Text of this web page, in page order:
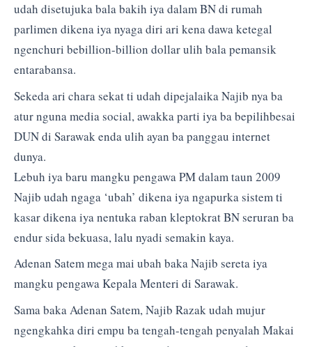
udah disetujuka bala bakih iya dalam BN di rumah
parlimen dikena iya nyaga diri ari kena dawa ketegal
ngenchuri bebillion-billion dollar ulih bala pemansik
entarabansa.
Sekeda ari chara sekat ti udah dipejalaika Najib nya ba
atur nguna media social, awakka parti iya ba bepilihbesai
DUN di Sarawak enda ulih ayan ba panggau internet
dunya.
Lebuh iya baru mangku pengawa PM dalam taun 2009
Najib udah ngaga ‘ubah’ dikena iya ngapurka sistem ti
kasar dikena iya nentuka raban kleptokrat BN seruran ba
endur sida bekuasa, lalu nyadi semakin kaya.
Adenan Satem mega mai ubah baka Najib sereta iya
mangku pengawa Kepala Menteri di Sarawak.
Sama baka Adenan Satem, Najib Razak udah mujur
ngengkahka diri empu ba tengah-tengah penyalah Makai